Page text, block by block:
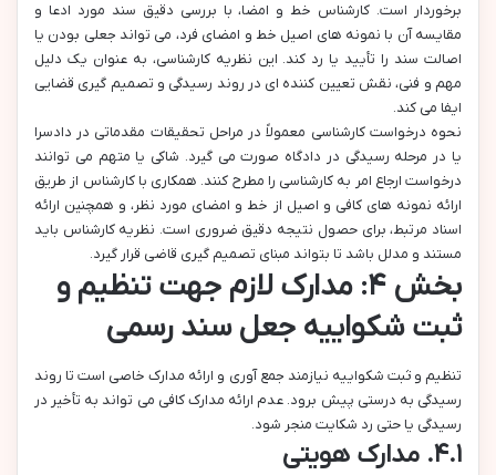
برخوردار است. کارشناس خط و امضا، با بررسی دقیق سند مورد ادعا و
مقایسه آن با نمونه های اصیل خط و امضای فرد، می تواند جعلی بودن یا
اصالت سند را تأیید یا رد کند. این نظریه کارشناسی، به عنوان یک دلیل
مهم و فنی، نقش تعیین کننده ای در روند رسیدگی و تصمیم گیری قضایی
ایفا می کند.
نحوه درخواست کارشناسی معمولاً در مراحل تحقیقات مقدماتی در دادسرا
یا در مرحله رسیدگی در دادگاه صورت می گیرد. شاکی یا متهم می توانند
درخواست ارجاع امر به کارشناسی را مطرح کنند. همکاری با کارشناس از طریق
ارائه نمونه های کافی و اصیل از خط و امضای مورد نظر، و همچنین ارائه
اسناد مرتبط، برای حصول نتیجه دقیق ضروری است. نظریه کارشناس باید
مستند و مدلل باشد تا بتواند مبنای تصمیم گیری قاضی قرار گیرد.
بخش ۴: مدارک لازم جهت تنظیم و
ثبت شکواییه جعل سند رسمی
تنظیم و ثبت شکواییه نیازمند جمع آوری و ارائه مدارک خاصی است تا روند
رسیدگی به درستی پیش برود. عدم ارائه مدارک کافی می تواند به تأخیر در
رسیدگی یا حتی رد شکایت منجر شود.
۴.۱. مدارک هویتی